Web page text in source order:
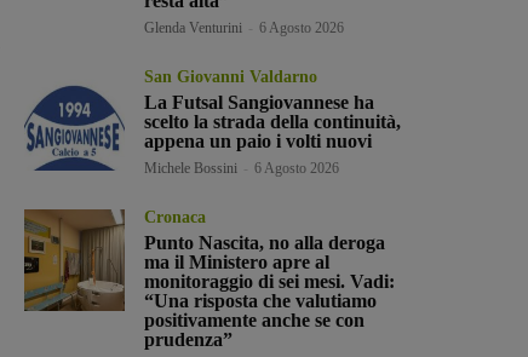
Glenda Venturini 6 Agosto 2026
San Giovanni Valdarno
La Futsal Sangiovannese ha
scelto la strada della continuità,
appena un paio i volti nuovi
Michele Bossini 6 Agosto 2026
Cronaca
Punto Nascita, no alla deroga
ma il Ministero apre al
monitoraggio di sei mesi. Vadi:
“Una risposta che valutiamo
positivamente anche se con
prudenza”